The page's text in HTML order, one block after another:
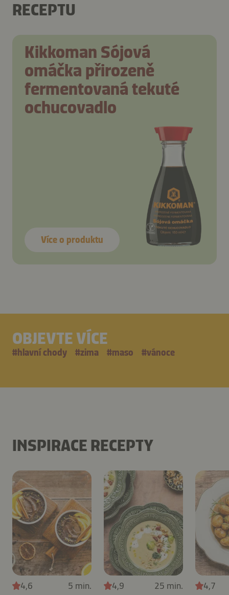
RECEPTU
Kikkoman Sójová
omáčka přirozeně
fermentovaná tekuté
ochucovadlo
Více o produktu
OBJEVTE VÍCE
#hlavní chody #zima #maso #vánoce
INSPIRACE RECEPTY
4,6 5 min. 4,9 25 min. 4,7